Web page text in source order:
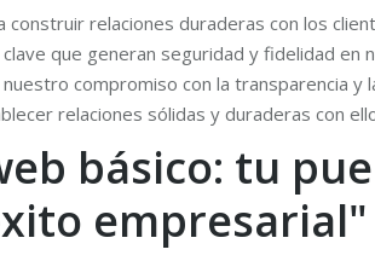
relaciones duraderas con los
que generan seguridad y fidelidad en
compromiso con la transparencia y
relaciones sólidas y duraderas con
básico: tu
empresarial"